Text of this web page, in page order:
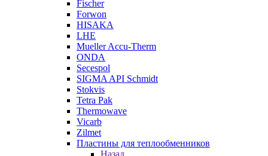
Fischer
Forwon
HISAKA
LHE
Mueller Accu-Therm
ONDA
Secespol
SIGMA API Schmidt
Stokvis
Tetra Pak
Thermowave
Vicarb
Zilmet
Пластины для теплообменников
Назад